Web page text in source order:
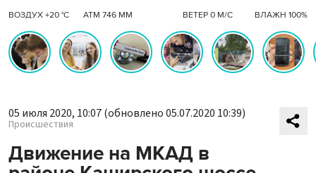
ВОЗДУХ +20 °C АТМ 746 ММ ВЕТЕР 0 М/С ВЛАЖН 100%
05 июля 2020, 10:07(обновлено 05.07.2020 10:39)
Происшествия
Движение на МКАД в